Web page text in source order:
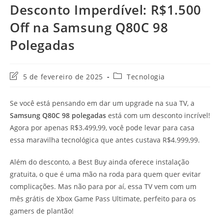
Desconto Imperdível: R$1.500
Off na Samsung Q80C 98
Polegadas
Última
post:
5 de fevereiro de 2025
Categoria
Tecnologia
Se você está pensando em dar um upgrade na sua TV, a
Samsung Q80C 98 polegadas está com um desconto incrível!
Agora por apenas R$3.499,99, você pode levar para casa
essa maravilha tecnológica que antes custava R$4.999,99.
Além do desconto, a Best Buy ainda oferece instalação
gratuita, o que é uma mão na roda para quem quer evitar
complicações. Mas não para por aí, essa TV vem com um
mês grátis de Xbox Game Pass Ultimate, perfeito para os
gamers de plantão!